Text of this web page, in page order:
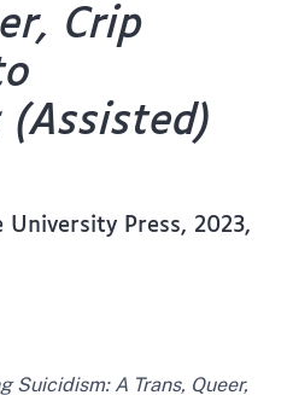
Crip
University Press, 2023,
Suicidism: A Trans, Queer,